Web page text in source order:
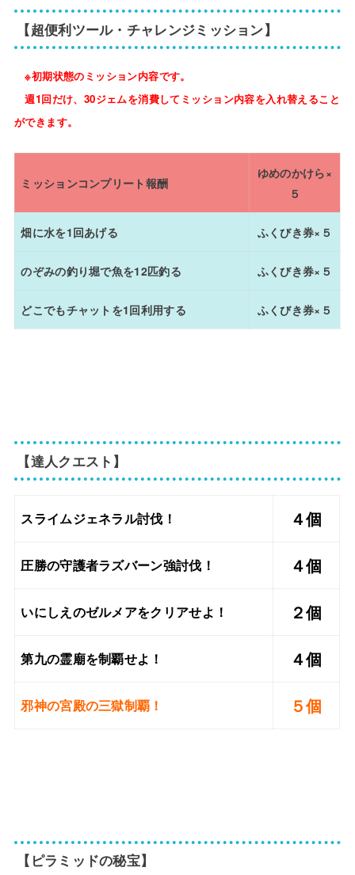
【超便利ツール・チャレンジミッション】
※初期状態のミッション内容です。
週1回だけ、30ジェムを消費してミッション内容を入れ替えること
ができます。
ミッションコンプリート報酬
ゆめのかけら×
５
畑に水を1回あげる ふくびき券×５
のぞみの釣り堀で魚を12匹釣る ふくびき券×５
どこでもチャットを1回利用する ふくびき券×５
【達人クエスト】
スライムジェネラル討伐！ ４個
圧勝の守護者ラズバーン強討伐！ ４個
いにしえのゼルメアをクリアせよ！ ２個
第九の霊廟を制覇せよ！ ４個
邪神の宮殿の三獄制覇！ ５個
【ピラミッドの秘宝】